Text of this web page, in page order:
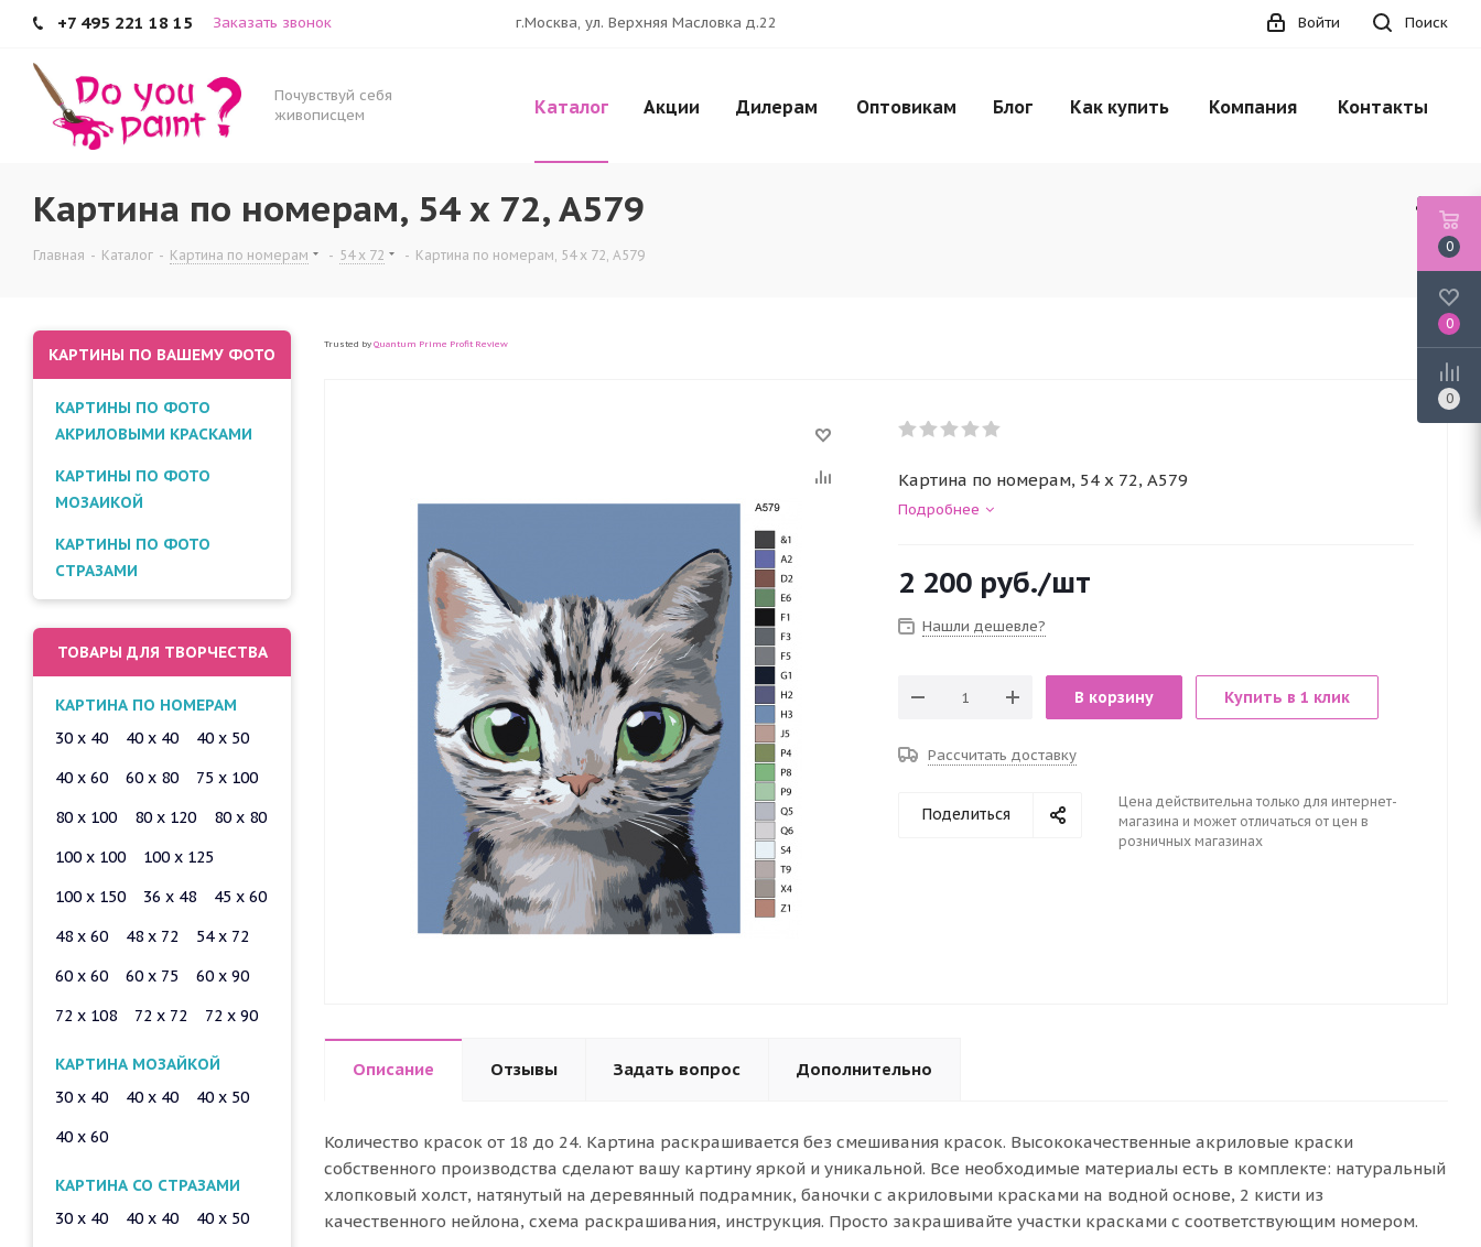
+7 495 221 18 15 Заказать звонок г.Москва, ул. Верхняя Масловка д.22 Поиск
Войти
Почувствуй себя
живописцем
Каталог Акции Дилерам Оптовикам Блог Как купить Компания Контакты
Картина по номерам, 54 x 72, A579
Главная - Каталог - Картина по номерам - 54 x 72 - Картина по номерам, 54 x 72, A579
Trusted by Quantum Prime Profit Review
Картина по номерам, 54 x 72, A579
Подробнее
2 200 руб./шт
Нашли дешевле?
В корзину Купить в 1 клик
Рассчитать доставку
Поделиться
Цена действительна только для интернет-
магазина и может отличаться от цен в
розничных магазинах
Описание Отзывы Задать вопрос Дополнительно
Количество красок от 18 до 24. Картина раскрашивается без смешивания красок. Высококачественные акриловые краски
собственного производства сделают вашу картину яркой и уникальной. Все необходимые материалы есть в комплекте: натуральный
хлопковый холст, натянутый на деревянный подрамник, баночки с акриловыми красками на водной основе, 2 кисти из
качественного нейлона, схема раскрашивания, инструкция. Просто закрашивайте участки красками с соответствующим номером.
КАРТИНЫ ПО ВАШЕМУ ФОТО
КАРТИНЫ ПО ФОТО
АКРИЛОВЫМИ КРАСКАМИ
КАРТИНЫ ПО ФОТО
МОЗАИКОЙ
КАРТИНЫ ПО ФОТО
СТРАЗАМИ
ТОВАРЫ ДЛЯ ТВОРЧЕСТВА
КАРТИНА ПО НОМЕРАМ
30 x 40
40 x 40
40 x 50
40 x 60
60 x 80
75 x 100
80 x 100
80 x 120
80 x 80
100 x 100
100 x 125
100 x 150
36 x 48
45 x 60
48 x 60
48 x 72
54 x 72
60 x 60
60 x 75
60 x 90
72 x 108
72 x 72 72 x 90
КАРТИНА МОЗАЙКОЙ
30 x 40
40 x 40
40 x 50
40 x 60
КАРТИНА СО СТРАЗАМИ
30 x 40
40 x 40
40 x 50
0
0
0